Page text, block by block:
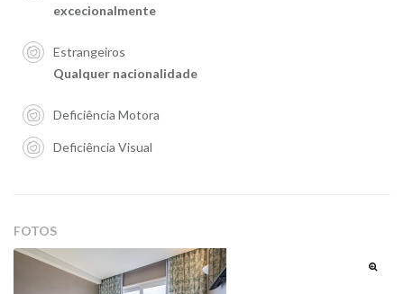
excecionalmente
Estrangeiros
Qualquer nacionalidade
Deficiência Motora
Deficiência Visual
FOTOS